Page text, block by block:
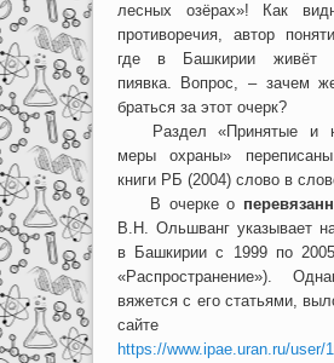
лесных озёрах»! Как
противоречия, автор
где в Башкирии живёт
пиявка. Вопрос, – зачем
браться за этот очерк?
Раздел «Принятые и
меры охраны»
книги РБ (2004) слово в
В очерке о
В.Н. Ольшванг указывает
в Башкирии с 1999 по
«Распространение»).
вяжется с его статьями,
сайте
https://www.ipae.uran.ru/user/